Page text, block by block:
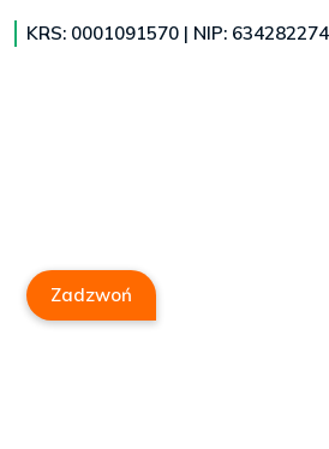
KRS: 0001091570 | NIP:
Zadzwoń